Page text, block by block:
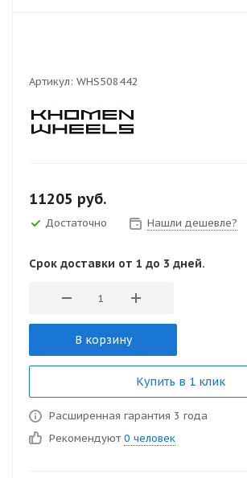
Артикул: WHS508442
11205 руб.
Достаточно Нашли дешевле?
Срок доставки от 1 до 3 дней.
В корзину
Купить в 1 клик
Расширенная гарантия 3 года
Рекомендуют 0 человек